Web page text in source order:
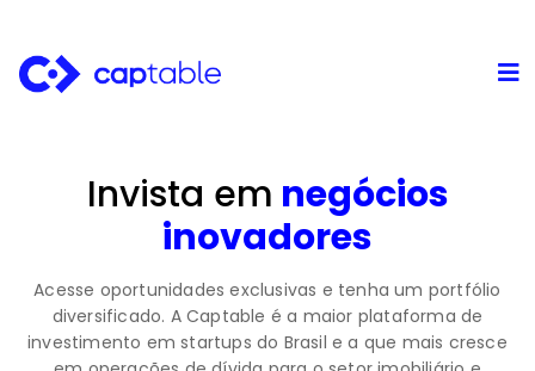
Invista em negócios
inovadores
Acesse oportunidades exclusivas e tenha um portfólio
diversificado. A Captable é a maior plataforma de
investimento em startups do Brasil e a que mais cresce